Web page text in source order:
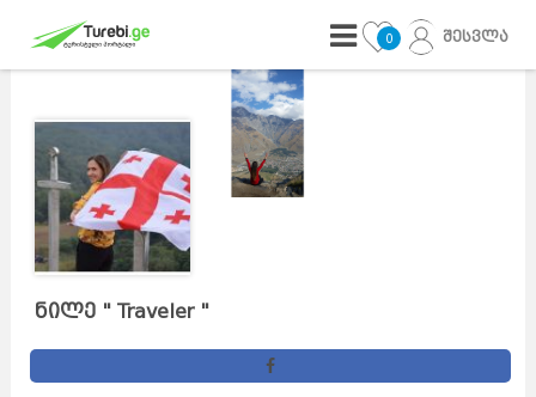
0 შესვლა
ნილე " Traveler "